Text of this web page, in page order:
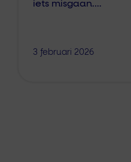
iets misgaan.…
3 februari 2026